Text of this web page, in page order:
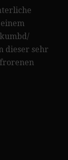
dieser sehr